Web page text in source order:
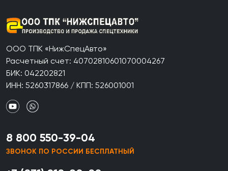
ООО ТПК «НижСпецАвто»
Расчетный счет: 40702810601070004267
БИК: 042202821
ИНН: 5260317866 / КПП: 526001001
8 800 550-39-04
ЗВОНОК ПО РОССИИ БЕСПЛАТНЫЙ